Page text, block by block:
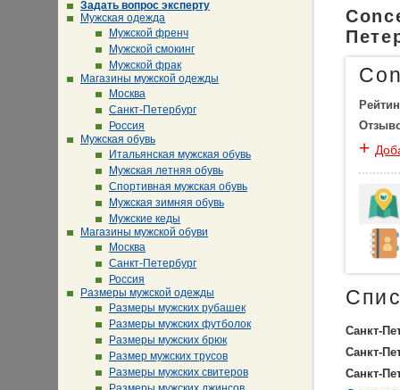
Задать вопрос эксперту
Мужская одежда
Мужской френч
Мужской смокинг
Мужской фрак
Магазины мужской одежды
Москва
Санкт-Петербург
Россия
Мужская обувь
Итальянская мужская обувь
Мужская летняя обувь
Спортивная мужская обувь
Мужская зимняя обувь
Мужские кеды
Магазины мужской обуви
Москва
Санкт-Петербург
Россия
Размеры мужской одежды
Размеры мужских рубашек
Размеры мужских футболок
Размеры мужских брюк
Размер мужских трусов
Размеры мужских свитеров
+
Санкт-
Санкт-
Санкт-